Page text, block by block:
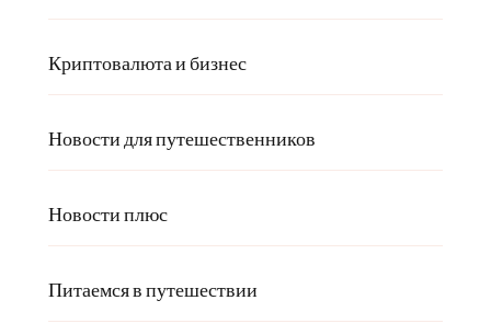
Криптовалюта и бизнес
Новости для путешественников
Новости плюс
Питаемся в путешествии